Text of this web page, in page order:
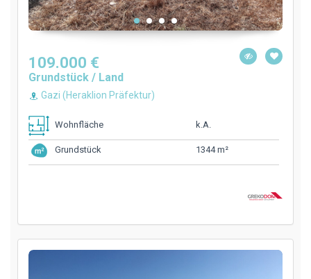
109.000 €
Grundstück / Land
Gazi (Heraklion Präfektur)
Wohnfläche k.A.
Grundstück 1344 m²